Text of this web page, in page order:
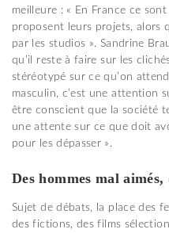
meilleure : « En France ce
proposent leurs projets, alors
par les studios ». Sandrine
qu’il reste à faire sur les
stéréotypé sur ce qu’on
masculin, c’est une attention
être conscient que la société
une attente sur ce que doit
pour les dépasser ».
Des hommes mal aimés,
Sujet de débats, la place des
des fictions, des films